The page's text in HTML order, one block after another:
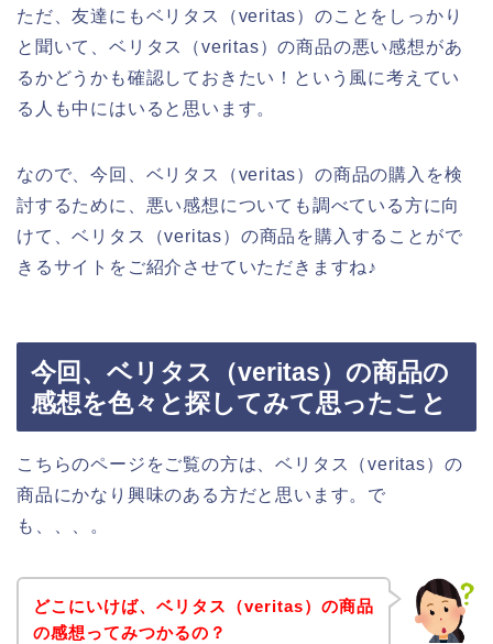
ただ、友達にもベリタス（veritas）のことをしっかり
と聞いて、ベリタス（veritas）の商品の悪い感想があ
るかどうかも確認しておきたい！という風に考えてい
る人も中にはいると思います。
なので、今回、ベリタス（veritas）の商品の購入を検
討するために、悪い感想についても調べている方に向
けて、ベリタス（veritas）の商品を購入することがで
きるサイトをご紹介させていただきますね♪
今回、ベリタス（veritas）の商品の
感想を色々と探してみて思ったこと
こちらのページをご覧の方は、ベリタス（veritas）の
商品にかなり興味のある方だと思います。で
も、、、。
どこにいけば、ベリタス（veritas）の商品
の感想ってみつかるの？